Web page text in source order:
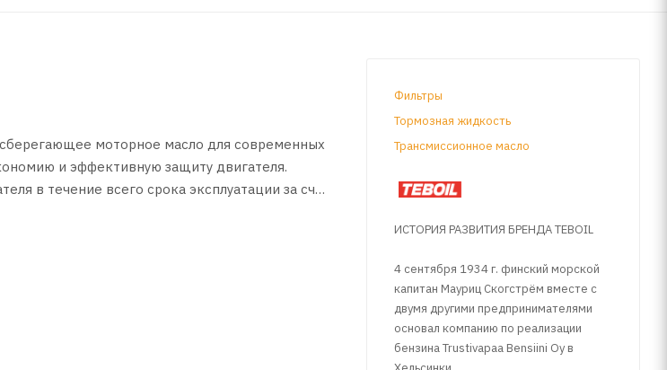
моторное масло для современных
и эффективную защиту двигателя.
в течение всего срока эксплуатации за счет
Фильтры
Тормозная жидкость
Трансмиссионное масло
ИСТОРИЯ РАЗВИТИЯ БРЕНДА TEBOIL
4 сентября 1934 г. финский морской
капитан Мауриц Скогстрём вместе с
двумя другими предпринимателями
основал компанию по реализации
бензина Trustivapaa Bensiini Oy в